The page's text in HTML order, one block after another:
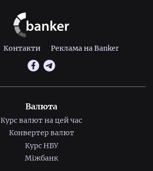
Контакти Реклама на Banker
Валюта
Курс валют на цей час
Конвертер валют
Курс НБУ
Міжбанк